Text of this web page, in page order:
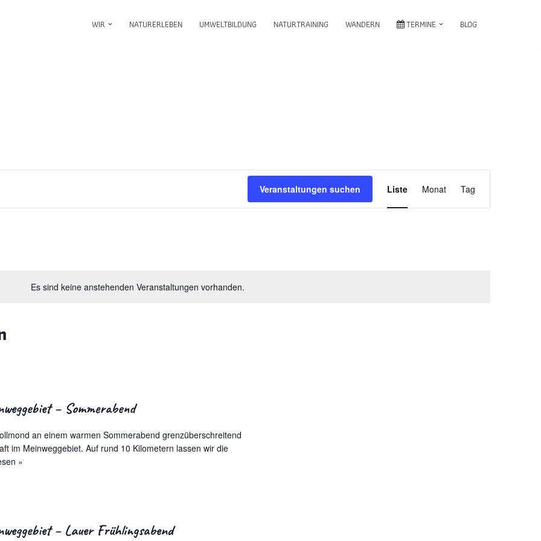
WIR NATURERLEBEN UMWELTBILDUNG NATURTRAINING WANDERN TERMINE BLOG
Es sind keine anstehenden Veranstaltungen vorhanden.
Veranstaltungen suchen
Ansichten-
Liste Monat Tag
– Sommerabend
an einem warmen Sommerabend grenzüberschreitend
im Meinweggebiet. Auf rund 10 Kilometern lassen wir die
»
– Lauer Frühlingsabend